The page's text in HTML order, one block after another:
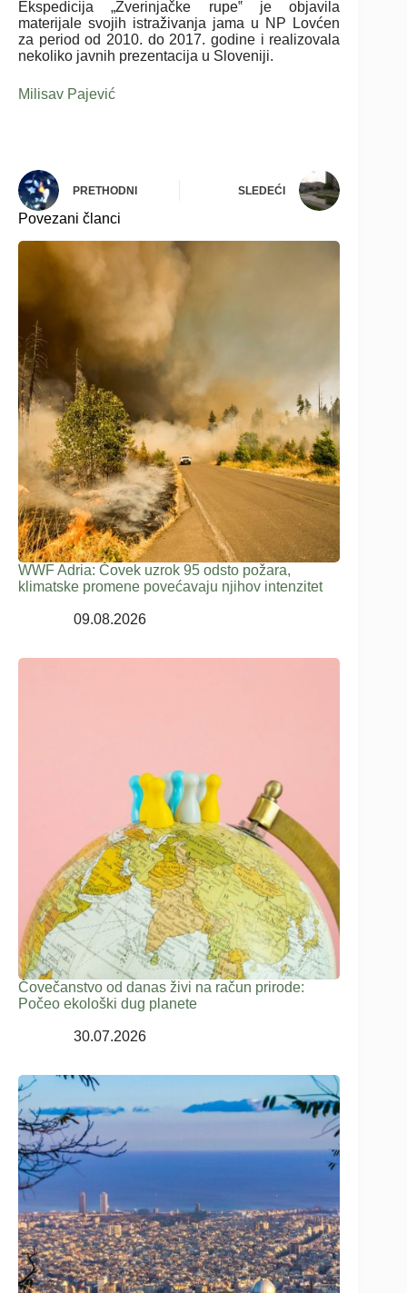
Ekspedicija „Zverinjačke rupe‟ je objavila
materijale svojih istraživanja jama u NP Lovćen
za period od 2010. do 2017. godine i realizovala
nekoliko javnih prezentacija u Sloveniji.
Milisav Pajević
PRETHODNI SLEDEĆI
Povezani članci
WWF Adria: Čovek uzrok 95 odsto požara,
klimatske promene povećavaju njihov intenzitet
09.08.2026
Čovečanstvo od danas živi na račun prirode:
Počeo ekološki dug planete
30.07.2026